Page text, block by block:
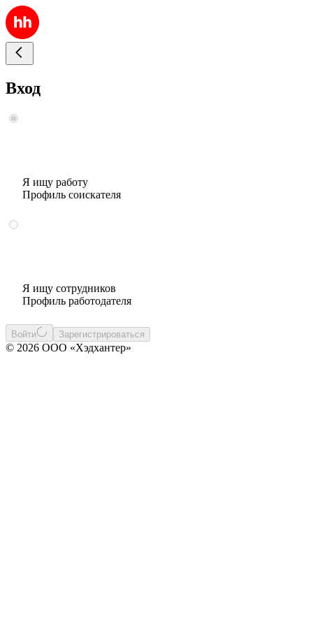
Вход
Я ищу работу
Профиль соискателя
Я ищу сотрудников
Профиль работодателя
Войти Зарегистрироваться
© 2026 ООО «Хэдхантер»